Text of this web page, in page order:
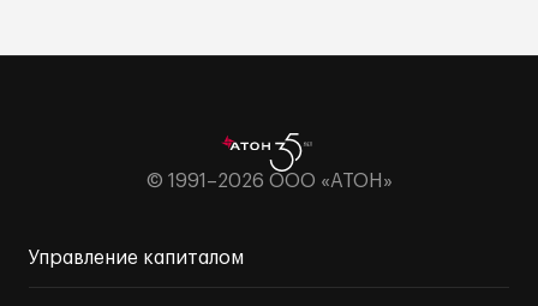
© 1991–2026 ООО «АТОН»
Управление капиталом